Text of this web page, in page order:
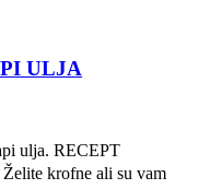
ULJA
ulja. RECEPT
krofne ali su vam